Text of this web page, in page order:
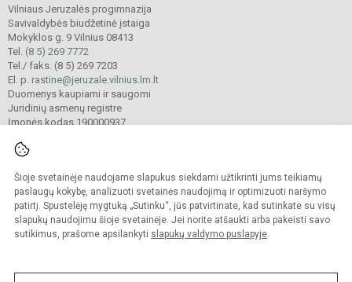
Šioje svetainėje naudojame slapukus siekdami užtikrinti jums teikiamų
paslaugų kokybę, analizuoti svetainės naudojimą ir optimizuoti naršymo
patirtį. Spustelėję mygtuką „Sutinku“, jūs patvirtinate, kad sutinkate su visų
slapukų naudojimu šioje svetainėje. Jei norite atšaukti arba pakeisti savo
sutikimus, prašome apsilankyti slapukų valdymo puslapyje.
Vilniaus Jeruzalės progimnazija
Savivaldybės biudžetinė įstaiga
Mokyklos g. 9 Vilnius 08413
Tel. (8 5) 269 7772
Tel./ faks. (8 5) 269 7203
El. p. rastine@jeruzale.vilnius.lm.lt
Duomenys kaupiami ir saugomi
Juridinių asmenų registre
Įmonės kodas 190000937
© 2024. Vilniaus Jeruzalės progimnazija. Visos teisės saugomos.
Kopijuoti turinį be raštiško gimnazijos sutikimo griežtai draudžiama.
Prieinamumo paraiška Slapukų valdymas
Sumanus būdas atnaujinti